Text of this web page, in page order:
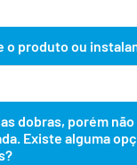
o produto ou
dobras, porém
Existe alguma